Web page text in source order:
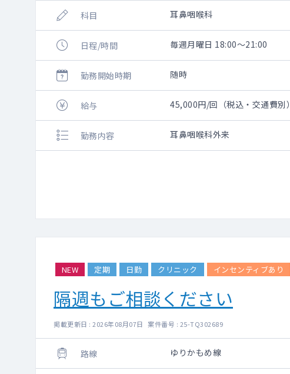
科目 耳鼻咽喉科
日程/時間 毎週月曜日 18:00～21:00
勤務開始時期 随時
給与 45,000円/回（税込・交通費別）
勤務内容 耳鼻咽喉科外来
NEW 定期 日勤 クリニック インセンティブあり
隔週もご相談ください
掲載更新日 : 2026年08月07日 案件番号 : 25-TQ302689
路線 ゆりかもめ線